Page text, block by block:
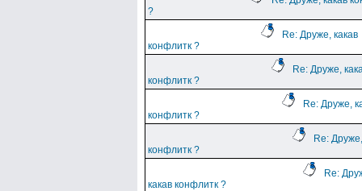
?
Re: Друже, какав
конфлитк ?
Re: Друже,
конфлитк ?
Re: Друже,
конфлитк ?
Re:
конфлитк ?
Re:
какав конфлитк ?